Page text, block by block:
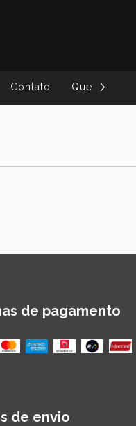
Contato Quem Somos
de pagamento
de envio